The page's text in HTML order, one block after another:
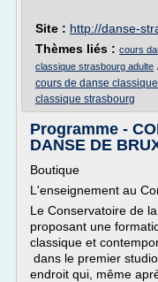
Site : http://danse-
Thèmes liés : cours
classique strasbourg adulte
cours de danse
classique strasbourg
Programme -
DANSE DE
Boutique
L'enseignement au
Le Conservatoire de
proposant une
classique et
dans le premier
endroit qui, même